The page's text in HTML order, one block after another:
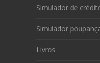
Simulador de
Simulador
Livros